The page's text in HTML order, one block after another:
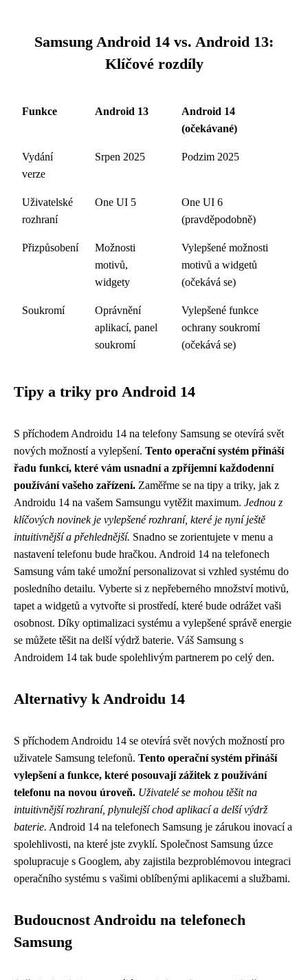
Samsung Android 14 vs. Android 13:
Klíčové rozdíly
Funkce Android 13
Android 14
(očekávané)
Vydání
verze
Srpen 2025 Podzim 2025
Uživatelské
rozhraní
One UI 5
One UI 6
(pravděpodobně)
Přizpůsobení
Možnosti
motivů,
widgety
Vylepšené možnosti
motivů a widgetů
(očekává se)
Soukromí
Oprávnění
aplikací, panel
soukromí
Vylepšené funkce
ochrany soukromí
(očekává se)
Tipy a triky pro Android 14
S příchodem Androidu 14 na telefony Samsung se otevírá svět
nových možností a vylepšení. Tento operační systém přináší
řadu funkcí, které vám usnadní a zpříjemní každodenní
používání vašeho zařízení. Zaměřme se na tipy a triky, jak z
Androidu 14 na vašem Samsungu vytěžit maximum. Jednou z
klíčových novinek je vylepšené rozhraní, které je nyní ještě
intuitivnější a přehlednější. Snadno se zorientujete v menu a
nastavení telefonu bude hračkou. Android 14 na telefonech
Samsung vám také umožní personalizovat si vzhled systému do
posledního detailu. Vyberte si z nepřeberného množství motivů,
tapet a widgetů a vytvořte si prostředí, které bude odrážet vaši
osobnost. Díky optimalizaci systému a vylepšené správě energie
se můžete těšit na delší výdrž baterie. Váš Samsung s
Androidem 14 tak bude spolehlivým partnerem po celý den.
Alternativy k Androidu 14
S příchodem Androidu 14 se otevírá svět nových možností pro
uživatele Samsung telefonů. Tento operační systém přináší
vylepšení a funkce, které posouvají zážitek z používání
telefonu na novou úroveň. Uživatelé se mohou těšit na
intuitivnější rozhraní, plynulejší chod aplikací a delší výdrž
baterie. Android 14 na telefonech Samsung je zárukou inovací a
spolehlivosti, na které jste zvyklí. Společnost Samsung úzce
spolupracuje s Googlem, aby zajistila bezproblémovou integraci
operačního systému s vašimi oblíbenými aplikacemi a službami.
Budoucnost Androidu na telefonech
Samsung